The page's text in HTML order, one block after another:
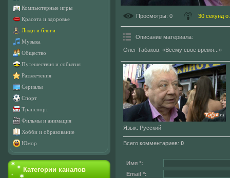
Компьютерные игры
Красота и здоровье
Люди и блоги
Музыка
Общество
Путешествия и события
Развлечения
Сериалы
Спорт
Транспорт
Фильмы и анимация
Хобби и образование
Юмор
Категории каналов
Просмотры: 0 30 секунд
Описание материала:
Олег Табаков: «Всему свое время...»
Язык: Русский
Всего комментариев: 0
Имя *:
Email *: